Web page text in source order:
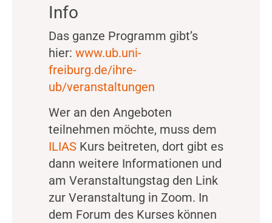
Info
Das ganze Programm gibt’s
hier: www.ub.uni-
freiburg.de/ihre-
ub/veranstaltungen
Wer an den Angeboten
teilnehmen möchte, muss dem
ILIAS Kurs beitreten, dort gibt es
dann weitere Informationen und
am Veranstaltungstag den Link
zur Veranstaltung in Zoom. In
dem Forum des Kurses können